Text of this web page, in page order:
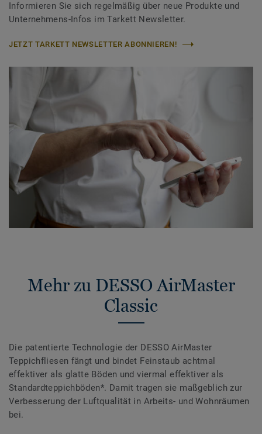
Informieren Sie sich regelmäßig über neue Produkte und
Unternehmens-Infos im Tarkett Newsletter.
JETZT TARKETT NEWSLETTER ABONNIEREN!
Mehr zu DESSO AirMaster
Classic
Die patentierte Technologie der DESSO AirMaster
Teppichfliesen fängt und bindet Feinstaub achtmal
effektiver als glatte Böden und viermal effektiver als
Standardteppichböden*. Damit tragen sie maßgeblich zur
Verbesserung der Luftqualität in Arbeits- und Wohnräumen
bei.